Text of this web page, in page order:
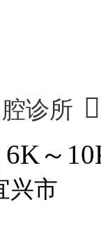
诊所 
6K～
兴市